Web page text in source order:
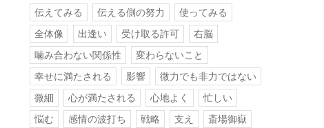
伝えてみる
伝える側の努力
使ってみる
全体像
出逢い 受け取る許可
右脳
噛み合わない関係性
変わらないこと
幸せに満たされる
影響
微力でも非力ではない
微細
心が満たされる 心地よく
忙しい
悩む
感情の波打ち 戦略 支え
斎場御嶽